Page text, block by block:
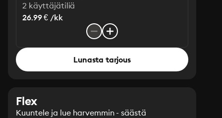
2 käyttäjätiliä
26.99 € /kk
Lunasta tarjous
Flex
Kuuntele ja lue harvemmin - säästä